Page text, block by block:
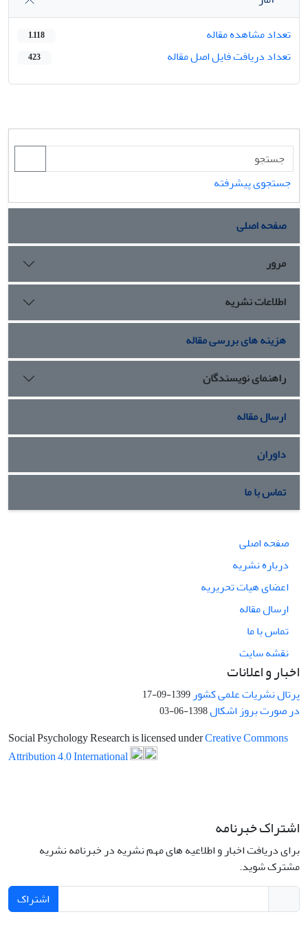
تعداد مشاهده مقاله
1,118
تعداد دریافت فایل اصل مقاله 423
جستجوی پیشرفته
صفحه اصلی
مرور
اطلاعات نشریه
هزینه های بررسی مقاله
راهنمای نویسندگان
ارسال مقاله
داوران
تماس با ما
صفحه اصلی
درباره نشریه
اعضای هیات تحریریه
ارسال مقاله
تماس با ما
نقشه سایت
اخبار و اعلانات
پرتال نشریات علمی کشور 1399-09-17
در صورت بروز اشکال1398-06-03
Social Psychology Research is licensed underCreative Commons
Attribution 4.0 International
اشتراک خبرنامه
برای دریافت اخبار و اطلاعیه های مهم نشریه در خبرنامه نشریه
مشترک شوید.
اشتراک